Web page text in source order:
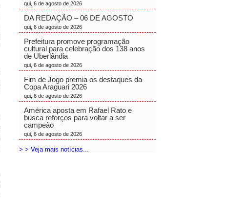
qui, 6 de agosto de 2026
DA REDAÇÃO – 06 DE AGOSTO
qui, 6 de agosto de 2026
Prefeitura promove programação
cultural para celebração dos 138 anos
de Uberlândia
qui, 6 de agosto de 2026
Fim de Jogo premia os destaques da
Copa Araguari 2026
qui, 6 de agosto de 2026
América aposta em Rafael Rato e
busca reforços para voltar a ser
campeão
qui, 6 de agosto de 2026
> > Veja mais notícias...